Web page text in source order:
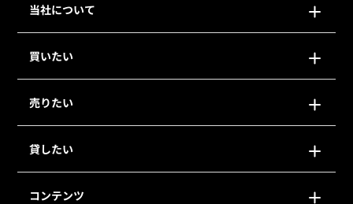
当社について
買いたい
売りたい
貸したい
コンテンツ